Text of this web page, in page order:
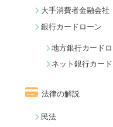
大手消費者金融会社
銀行カードローン
地方銀行カード
ネット銀行カー
法律の解説
民法